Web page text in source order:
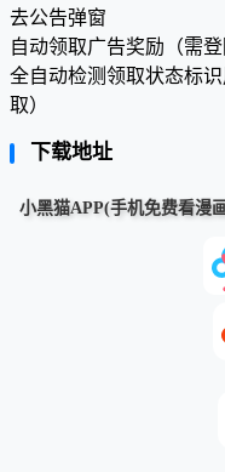
去公告弹窗
自动领取广告奖励（需
全自动检测领取状态标
取）
下载地址
小黑猫APP(手机免费看漫